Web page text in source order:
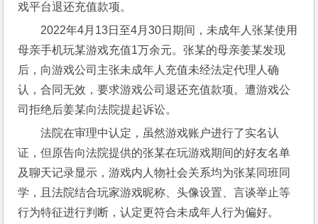
戏平台退还充值款项。
2022年4月13日至4月30日期间，未成年人张某使用
母亲手机玩某游戏充值1万余元。张某的母亲姜某发现
后，向游戏公司主张未成年人充值未经法定代理人确
认，合同无效，要求游戏公司退还充值款项。遭游戏公
司拒绝后姜某向法院提起诉讼。
法院在审理中认定，虽然游戏账户进行了实名认
证，但原告向法院提供的张某在玩游戏期间的好友名单
及聊天记录显示，游戏内人物社会关系均为张某同班同
学，且法院结合玩家游戏昵称、头像设置、言谈举止等
行为特征进行判断，认定更符合未成年人行为偏好。